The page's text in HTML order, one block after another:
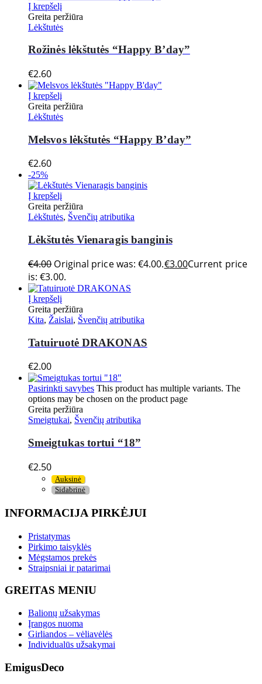
Į krepšelį
Greita peržiūra
Lėkštutės
Rožinės lėkštutės “Happy B’day”
€2.60
Į krepšelį
Greita peržiūra
Lėkštutės
Melsvos lėkštutės “Happy B’day”
€2.60
-25%
Į krepšelį
Greita peržiūra
Lėkštutės, Švenčių atributika
Lėkštutės Vienaragis banginis
€4.00 Original price was: €4.00.€3.00Current price
is: €3.00.
Į krepšelį
Greita peržiūra
Kita, Žaislai, Švenčių atributika
Tatuiruotė DRAKONAS
€2.00
Pasirinkti savybes This product has multiple variants. The
options may be chosen on the product page
Greita peržiūra
Smeigtukai, Švenčių atributika
Smeigtukas tortui “18”
€2.50
Auksinė
Sidabrinė
INFORMACIJA PIRKĖJUI
Pristatymas
Pirkimo taisyklės
Mėgstamos prekės
Straipsniai ir patarimai
GREITAS MENIU
Balionų užsakymas
Įrangos nuoma
Girliandos – vėliavėlės
Individualūs užsakymai
EmigusDeco